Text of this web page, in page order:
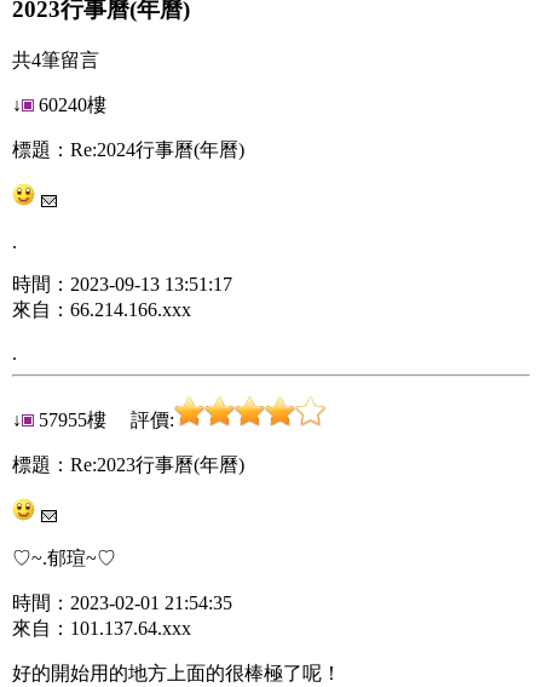
2023行事曆(年曆)
共4筆留言
↓ 60240樓
標題：Re:2024行事曆(年曆)
.
時間：2023-09-13 13:51:17
來自：66.214.166.xxx
.
↓ 57955樓 評價:
標題：Re:2023行事曆(年曆)
♡~.郁瑄~♡
時間：2023-02-01 21:54:35
來自：101.137.64.xxx
好的開始用的地方上面的很棒極了呢！